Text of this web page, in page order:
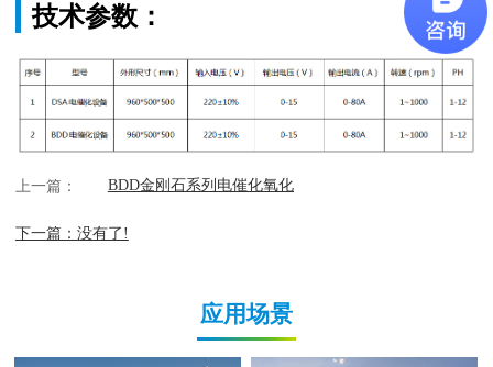
技术参数：
上一篇： BDD金刚石系列电催化氧化
下一篇：没有了!
应用场景